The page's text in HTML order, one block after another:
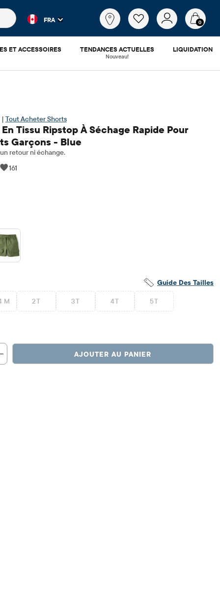
populaires et les résultats de produits au fur et à
FRA 0
ET ACCESSOIRES TENDANCES ACTUELLES
Nouveau!
LIQUIDATION
| Tout Acheter Shorts
Tissu Ripstop À Séchage Rapide Pour
Garçons - Blue
retour ni échange.
161
Guide Des Tailles
M 2T 3T 4T 5T
AJOUTER AU PANIER